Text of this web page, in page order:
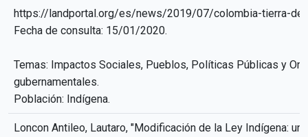
https://landportal.org/es/news/2019/07/colombia-tierra-
Fecha de consulta: 15/01/2020.
Temas: Impactos Sociales, Pueblos, Políticas Públicas y
gubernamentales.
Población: Indígena.
Loncon Antileo, Lautaro, "Modificación de la Ley Indígena: